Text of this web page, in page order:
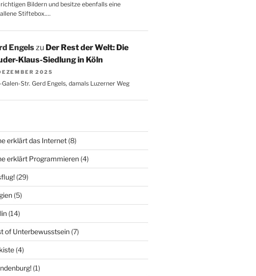
Bildern und besitze ebenfalls eine
Stiftebox.…
Engelszu Der Rest der Welt: Die
Klaus-Siedlung in Köln
2025
Galen-Str. Gerd Engels, damals Luzerner Weg
erklärt das Internet(8)
erklärt Programmieren(4)
(29)
(5)
(14)
of Unterbewusstsein(7)
(4)
(1)